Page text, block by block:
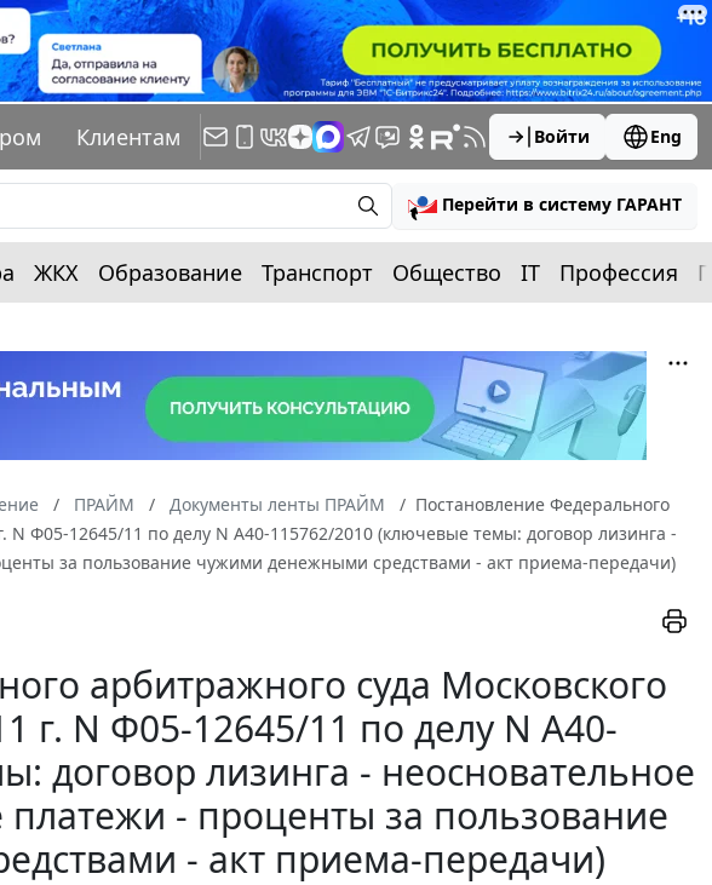
Клиентам Войти Eng
Перейти в систему ГАРАНТ
ЖКХ Образование Транспорт Общество IT Профессия
ПРАЙМ Документы ленты ПРАЙМ
Постановление Федерального
N Ф05-12645/11 по делу N А40-115762/2010 (ключевые темы: договор лизинга -
за пользование чужими денежными средствами - акт приема-передачи)
арбитражного суда Московского
г. N Ф05-12645/11 по делу N А40-
договор лизинга - неосновательное
- проценты за пользование
- акт приема-передачи)